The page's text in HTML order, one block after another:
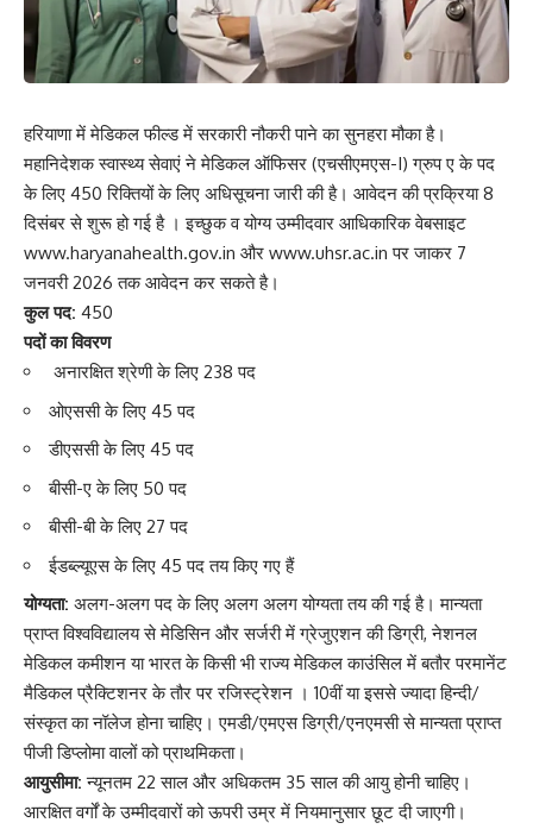
हरियाणा में मेडिकल फील्ड में सरकारी नौकरी पाने का सुनहरा मौका है।
महानिदेशक स्वास्थ्य सेवाएं ने मेडिकल ऑफिसर (एचसीएमएस-I) ग्रुप ए के पद
के लिए 450 रिक्तियों के लिए अधिसूचना जारी की है। आवेदन की प्रक्रिया 8
दिसंबर से शुरू हो गई है । इच्छुक व योग्य उम्मीदवार आधिकारिक वेबसाइट
www.haryanahealth.gov.in और www.uhsr.ac.in पर जाकर 7
जनवरी 2026 तक आवेदन कर सकते है।
कुल पद: 450
पदों का विवरण
अनारक्षित श्रेणी के लिए 238 पद
ओएससी के लिए 45 पद
डीएससी के लिए 45 पद
बीसी-ए के लिए 50 पद
बीसी-बी के लिए 27 पद
ईडब्ल्यूएस के लिए 45 पद तय किए गए हैं
योग्यता: अलग-अलग पद के लिए अलग अलग योग्यता तय की गई है। मान्यता
प्राप्त विश्वविद्यालय से मेडिसिन और सर्जरी में ग्रेजुएशन की डिग्री, नेशनल
मेडिकल कमीशन या भारत के किसी भी राज्य मेडिकल काउंसिल में बतौर परमानेंट
मैडिकल प्रैक्टिशनर के तौर पर रजिस्ट्रेशन । 10वीं या इससे ज्यादा हिन्दी/
संस्कृत का नॉलेज होना चाहिए। एमडी/एमएस डिग्री/एनएमसी से मान्यता प्राप्त
पीजी डिप्लोमा वालों को प्राथमिकता।
आयुसीमा: न्यूनतम 22 साल और अधिकतम 35 साल की आयु होनी चाहिए।
आरक्षित वर्गों के उम्मीदवारों को ऊपरी उम्र में नियमानुसार छूट दी जाएगी।